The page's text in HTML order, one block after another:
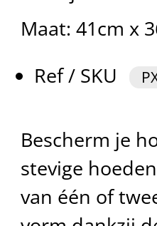
Maat: 41cm x
Ref / SKU
Bescherm je
stevige
van één of